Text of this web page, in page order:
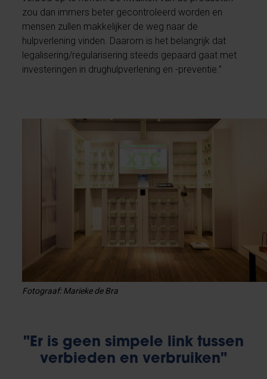
zou dan immers beter gecontroleerd worden en
mensen zullen makkelijker de weg naar de
hulpverlening vinden. Daarom is het belangrijk dat
legalisering/regularisering steeds gepaard gaat met
investeringen in drughulpverlening en -preventie.”
"Er is geen simpele link tussen
verbieden en verbruiken"
Fotograaf: Marieke de Bra